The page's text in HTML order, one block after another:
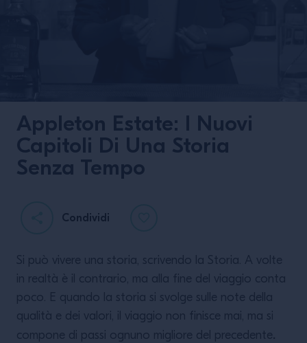
Capezzuoli Vince
Dell’anno Ai
Barawards
LEGGI DI PIÙ
Appleton Estate: I Nuovi
Capitoli Di Una Storia
Senza Tempo
Condividi
Si può vivere una storia, scrivendo la Storia. A volte
in realtà è il contrario, ma alla fine del viaggio conta
poco. E quando la storia si svolge sulle note della
qualità e dei valori, il viaggio non finisce mai, ma si
compone di passi ognuno migliore del precedente.